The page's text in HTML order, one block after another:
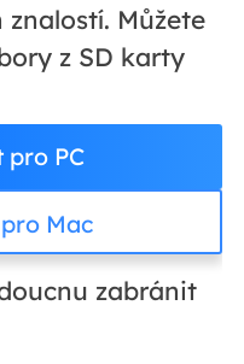
Můžete
z SD karty
pro PC
Mac
zabránit